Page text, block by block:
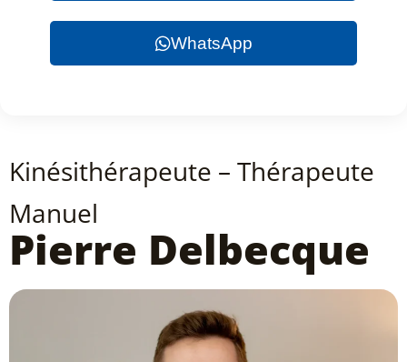
WhatsApp
Kinésithérapeute – Thérapeute
Manuel
Pierre Delbecque